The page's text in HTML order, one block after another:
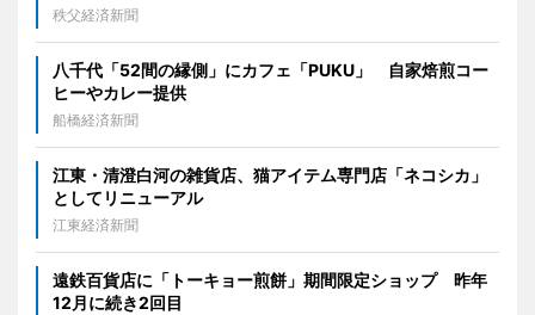
秩父経済新聞
八千代「52間の縁側」にカフェ「PUKU」 自家焙煎コー
ヒーやカレー提供
船橋経済新聞
江東・清澄白河の雑貨店、猫アイテム専門店「ネコシカ」
としてリニューアル
江東経済新聞
遠鉄百貨店に「トーキョー煎餅」期間限定ショップ 昨年
12月に続き2回目